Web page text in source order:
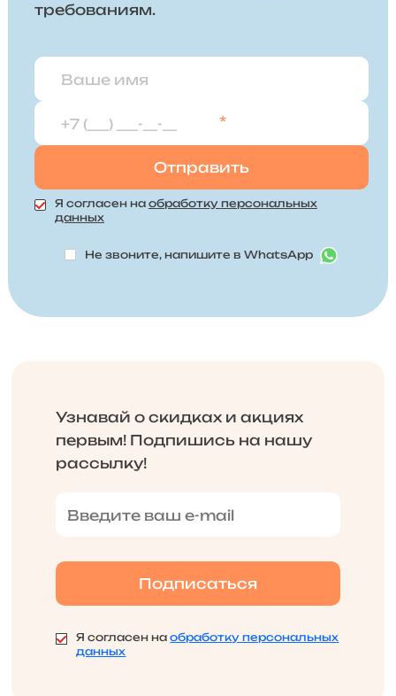
требованиям.
*
Я согласен на обработку персональных
данных
Не звоните, напишите в WhatsApp
Узнавай о скидках и акциях
первым! Подпишись на нашу
рассылку!
Я согласен наобработку персональных
данных